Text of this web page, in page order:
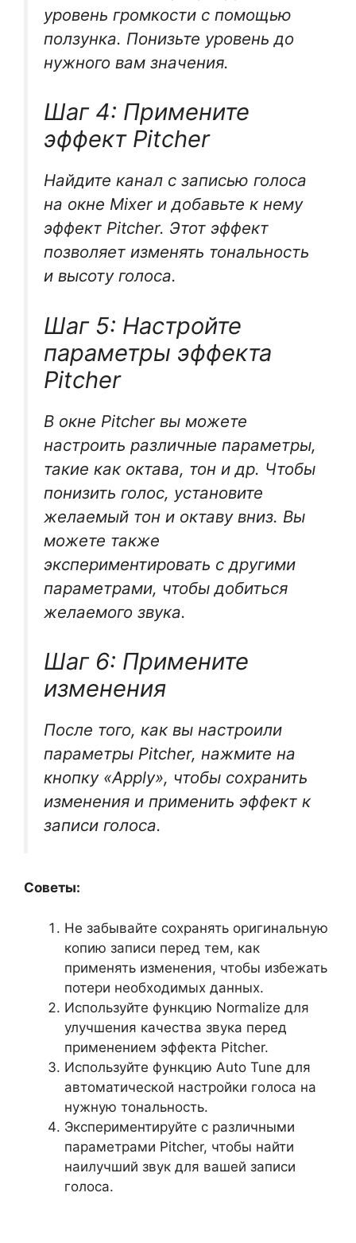
уровень громкости с помощью
ползунка. Понизьте уровень до
нужного вам значения.
Шаг 4: Примените
эффект Pitcher
Найдите канал с записью голоса
на окне Mixer и добавьте к нему
эффект Pitcher. Этот эффект
позволяет изменять тональность
и высоту голоса.
Шаг 5: Настройте
параметры эффекта
Pitcher
В окне Pitcher вы можете
настроить различные параметры,
такие как октава, тон и др. Чтобы
понизить голос, установите
желаемый тон и октаву вниз. Вы
можете также
экспериментировать с другими
параметрами, чтобы добиться
желаемого звука.
Шаг 6: Примените
изменения
После того, как вы настроили
параметры Pitcher, нажмите на
кнопку «Apply», чтобы сохранить
изменения и применить эффект к
записи голоса.
Советы:
Не забывайте сохранять оригинальную
копию записи перед тем, как
применять изменения, чтобы избежать
потери необходимых данных.
Используйте функцию Normalize для
улучшения качества звука перед
применением эффекта Pitcher.
Используйте функцию Auto Tune для
автоматической настройки голоса на
нужную тональность.
Экспериментируйте с различными
параметрами Pitcher, чтобы найти
наилучший звук для вашей записи
голоса.